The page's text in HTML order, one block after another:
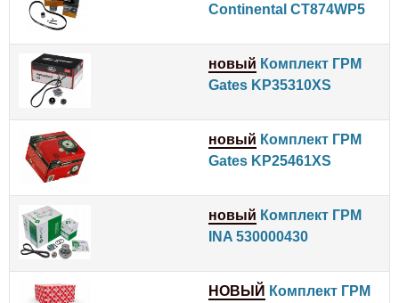
Continental CT874WP5
новый Комплект ГРМ
Gates KP35310XS
новый Комплект ГРМ
Gates KP25461XS
новый Комплект ГРМ
INA 530000430
НОВЫЙ Комплект ГРМ